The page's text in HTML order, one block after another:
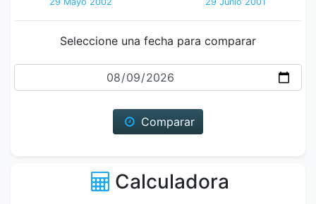
Seleccione una fecha para comparar
Fecha
Comparar
Calculadora